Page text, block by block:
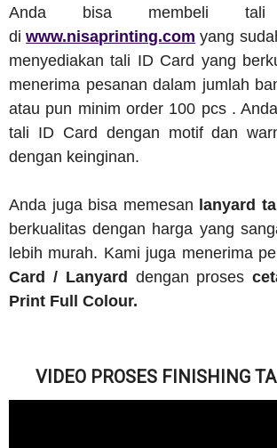
Anda bisa membeli
diwww.nisaprinting.com yang
menyediakan tali ID Card yang
menerima pesanan dalam jumlah
atau pun minim order 100 pcs .
tali ID Card dengan motif dan
dengan keinginan.
Anda juga bisa memesan lanyard
berkualitas dengan harga yang
lebih murah. Kami juga menerima
Card / Lanyard dengan proses
Print Full Colour.
VIDEO PROSES FINISHING